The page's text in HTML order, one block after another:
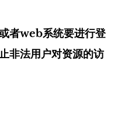
者web系统要进行登
非法用户对资源的访